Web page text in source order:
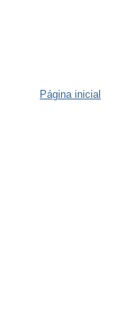
Página inicial